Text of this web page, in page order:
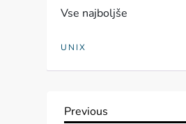
Vse najboljše
UNIX
N
Previous
Previous